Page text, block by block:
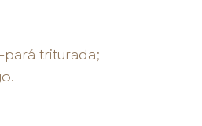
triturada;